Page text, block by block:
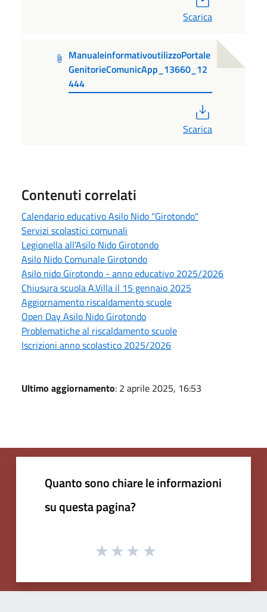
Scarica
ManualeinformativoutilizzoPortale
GenitorieComunicApp_13660_12
444
Scarica
Contenuti correlati
Calendario educativo Asilo Nido "Girotondo"
Servizi scolastici comunali
Legionella all’Asilo Nido Girotondo
Asilo Nido Comunale Girotondo
Asilo nido Girotondo - anno educativo 2025/2026
Chiusura scuola A.Villa il 15 gennaio 2025
Aggiornamento riscaldamento scuole
Open Day Asilo Nido Girotondo
Problematiche al riscaldamento scuole
Iscrizioni anno scolastico 2025/2026
Ultimo aggiornamento: 2 aprile 2025, 16:53
Quanto sono chiare le informazioni
su questa pagina?